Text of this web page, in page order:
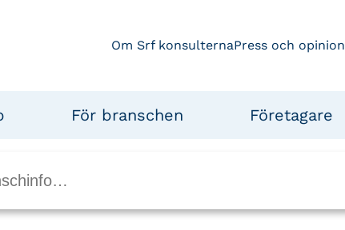
Om Srf konsulternaPress och opinion
För branschen Företagare